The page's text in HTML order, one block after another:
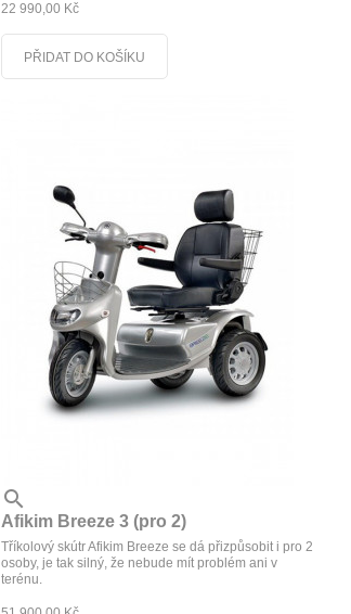
22 990,00 Kč
PŘIDAT DO KOŠÍKU

Afikim Breeze 3 (pro 2)
Tříkolový skútr Afikim Breeze se dá přizpůsobit i pro 2
osoby, je tak silný, že nebude mít problém ani v
terénu.